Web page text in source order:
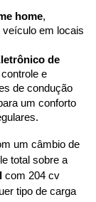
home,
veículo em locais
de
e
de condução
um conforto
um câmbio de
total sobre a
com 204 cv
tipo de carga